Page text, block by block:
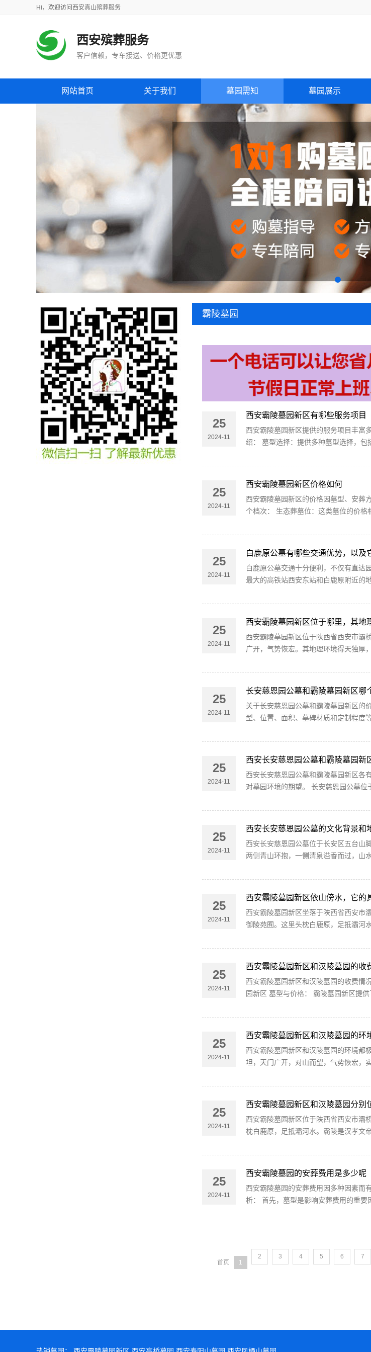
Hi， 欢迎访问 西安真山殡葬服务
西安殡葬服务
客户信赖，专车接送、价格更优惠
网站首页 关于我们 墓园需知 墓园展示
霸陵墓园
25
2024-11
西安霸陵墓园新区有哪些服务项目
西安霸陵墓园新区提供的服务项目丰富
绍： 墓型选择：提供多种墓型选择，包
25
2024-11
西安霸陵墓园新区价格如何
西安霸陵墓园新区的价格因墓型、安葬
个档次： 生态葬墓位：这类墓位的价格
25
2024-11
白鹿原公墓有哪些交通优势，以及
白鹿原公墓交通十分便利，不仅有直达
最大的高铁站西安东站和白鹿原附近的
25
2024-11
西安霸陵墓园新区位于哪里，其地
西安霸陵墓园新区位于陕西省西安市灞
广开，气势恢宏。其地理环境得天独厚
25
2024-11
长安慈恩园公墓和霸陵墓园新区哪
关于长安慈恩园公墓和霸陵墓园新区的
型、位置、面积、墓碑材质和定制程度
25
2024-11
西安长安慈恩园公墓和霸陵墓园新
西安长安慈恩园公墓和霸陵墓园新区各
对墓园环境的期望。 长安慈恩园公墓位
25
2024-11
西安长安慈恩园公墓的文化背景和
西安长安慈恩园公墓位于长安区五台山
两侧青山环抱，一侧清泉溢香而过，山
25
2024-11
西安霸陵墓园新区依山傍水，它的
西安霸陵墓园新区坐落于陕西省西安市
御陵苑囿。这里头枕白鹿原，足抵灞河
25
2024-11
西安霸陵墓园新区和汉陵墓园的收
西安霸陵墓园新区和汉陵墓园的收费情
园新区 墓型与价格： 霸陵墓园新区提
25
2024-11
西安霸陵墓园新区和汉陵墓园的环
西安霸陵墓园新区和汉陵墓园的环境都
坦，天门广开，对山而望，气势恢宏，
25
2024-11
西安霸陵墓园新区和汉陵墓园分别
西安霸陵墓园新区位于陕西省西安市灞
枕白鹿原，足抵灞河水。霸陵是汉孝文
25
2024-11
西安霸陵墓园的安葬费用是多少呢
西安霸陵墓园的安葬费用因多种因素而
析： 首先，墓型是影响安葬费用的重要
首页 1
2 3 4 5 6 7